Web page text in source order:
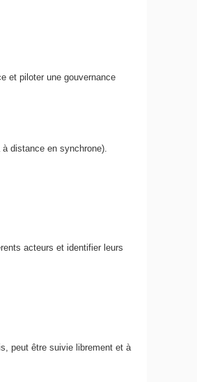
et piloter une gouvernance
distance en synchrone).
acteurs et identifier leurs
peut être suivie librement et à